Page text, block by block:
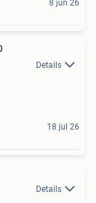
8 jun 26
Details
18 jul 26
Details